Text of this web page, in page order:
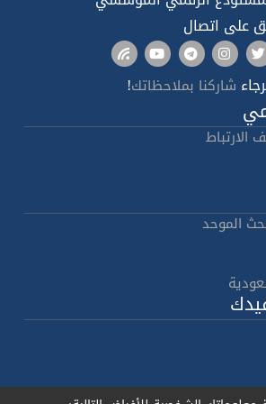
على اتصال
شاركنا بملاحظاتك!
الارتباط
الموحد